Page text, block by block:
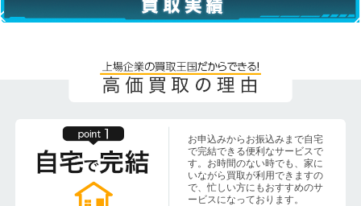
お申込みからお振込みまで自宅
で完結できる便利なサービスで
す。お時間のない時でも、家に
いながら買取が利用できますの
で、忙しい方にもおすすめのサ
ービスになっております。